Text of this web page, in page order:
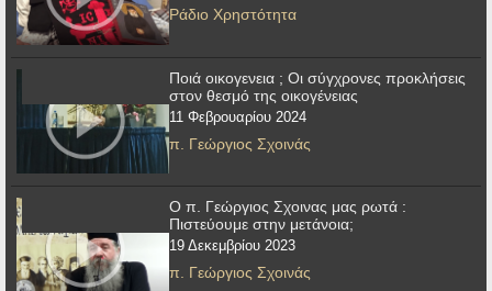
Ράδιο Χρηστότητα
Ποιά οικογενεια ; Οι σύγχρονες προκλήσεις
στον θεσμό της οικογένειας
11 Φεβρουαρίου 2024
π. Γεώργιος Σχοινάς
Ο π. Γεώργιος Σχοινας μας ρωτά :
Πιστεύουμε στην μετάνοια;
19 Δεκεμβρίου 2023
π. Γεώργιος Σχοινάς